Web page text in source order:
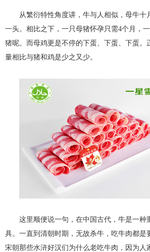
从繁衍特性角度讲，牛与人相似，母牛十
一头。相比之下，一只母猪怀孕只需4个月，
猪呢。而母鸡更是不停的下蛋、下蛋、下蛋。
量相比与猪和鸡是少之又少。
这里顺便说一句，在中国古代，牛是一种
具。一直到清朝时期，无故杀牛，吃牛肉都是
宋朝那些水浒好汉们为什么老吃牛肉，因为人